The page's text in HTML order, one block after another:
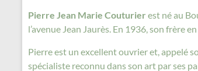
Pierre Jean Marie Couturier est né au
l’avenue Jean Jaurès. En 1936, son frère
Pierre est un excellent ouvrier et, appelé
spécialiste reconnu dans son art par ses